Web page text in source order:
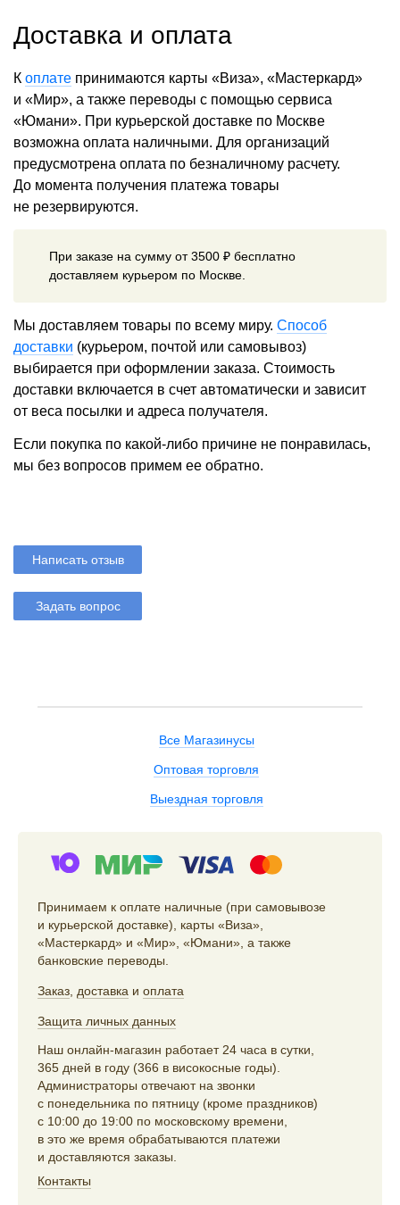
Доставка и оплата
К оплате принимаются карты «Виза», «Мастеркард»
и «Мир», а также переводы с помощью сервиса
«Юмани». При курьерской доставке по Москве
возможна оплата наличными. Для организаций
предусмотрена оплата по безналичному расчету.
До момента получения платежа товары
не резервируются.
При заказе на сумму от 3500 ₽ бесплатно
доставляем курьером по Москве.
Мы доставляем товары по всему миру. Способ
доставки (курьером, почтой или самовывоз)
выбирается при оформлении заказа. Стоимость
доставки включается в счет автоматически и зависит
от веса посылки и адреса получателя.
Если покупка по какой-либо причине не понравилась,
мы без вопросов примем ее обратно.
Написать отзыв
Задать вопрос
Все Магазинусы
Оптовая торговля
Выездная торговля
Принимаем к оплате наличные (при самовывозе
и курьерской доставке), карты «Виза»,
«Мастеркард» и «Мир», «Юмани», а также
банковские переводы.
Заказ доставка и оплата
Защита личных данных
Наш онлайн-магазин работает 24 часа в сутки,
365 дней в году (366 в високосные годы).
Администраторы отвечают на звонки
с понедельника по пятницу (кроме праздников)
с 10:00 до 19:00 по московскому времени,
в это же время обрабатываются платежи
и доставляются заказы.
Контакты